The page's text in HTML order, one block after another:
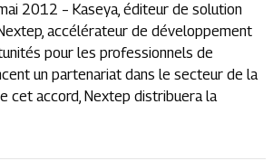
2012 – Kaseya, éditeur de solution
accélérateur de développement
pour les professionnels de
un partenariat dans le secteur de la
cet accord, Nextep distribuera la